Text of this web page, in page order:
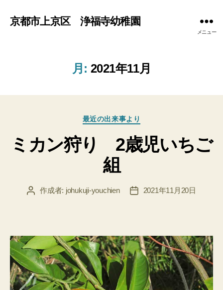
京都市上京区 浄福寺幼稚園
メニュー
月: 2021年11月
カ
ゴ
リ
ー
最近の出来事より
ミカン狩り 2歳児いちご
組
投 作成者: johukuji-youchien
投
2021年11月20日